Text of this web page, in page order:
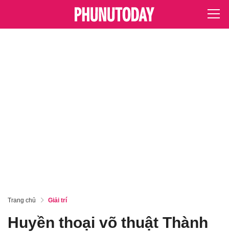
Trang chủ Giải trí
Huyền thoại võ thuật Thành